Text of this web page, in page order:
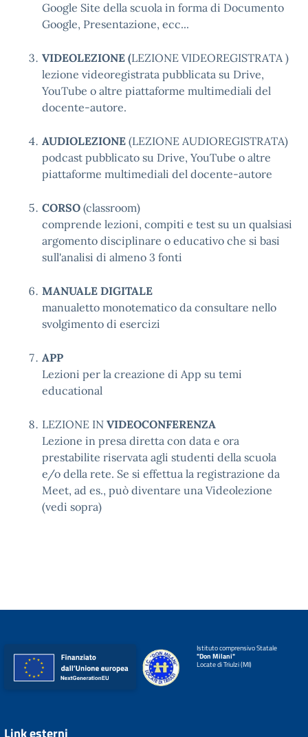
Google Site della scuola in forma di Documento
Google, Presentazione, ecc...
VIDEOLEZIONE (LEZIONE VIDEOREGISTRATA )
lezione videoregistrata pubblicata su Drive,
YouTube o altre piattaforme multimediali del
docente-autore.
AUDIOLEZIONE (LEZIONE AUDIOREGISTRATA)
podcast pubblicato su Drive, YouTube o altre
piattaforme multimediali del docente-autore
CORSO (classroom)
comprende lezioni, compiti e test su un qualsiasi
argomento disciplinare o educativo che si basi
sull'analisi di almeno 3 fonti
MANUALE DIGITALE
manualetto monotematico da consultare nello
svolgimento di esercizi
APP
Lezioni per la creazione di App su temi
educational
LEZIONE IN VIDEOCONFERENZA
Lezione in presa diretta con data e ora
prestabilite riservata agli studenti della scuola
e/o della rete. Se si effettua la registrazione da
Meet, ad es., può diventare una Videolezione
(vedi sopra)
Istituto comprensivo Statale
"Don Milani"
Locate di Triulzi (MI)
Link esterni